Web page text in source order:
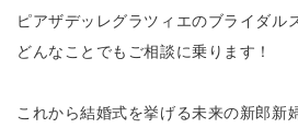
ピアザデッレグラツィエのブライダル
どんなことでもご相談に乗ります！
これから結婚式を挙げる未来の新郎新